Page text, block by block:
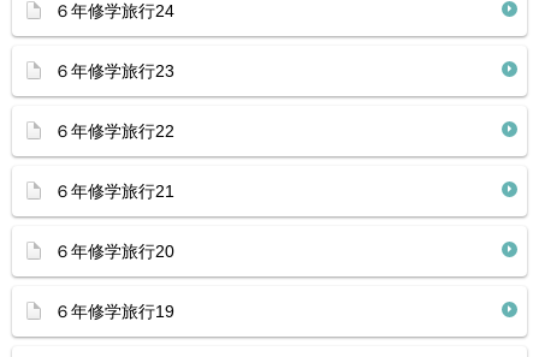
６年修学旅行24
６年修学旅行23
６年修学旅行22
６年修学旅行21
６年修学旅行20
６年修学旅行19